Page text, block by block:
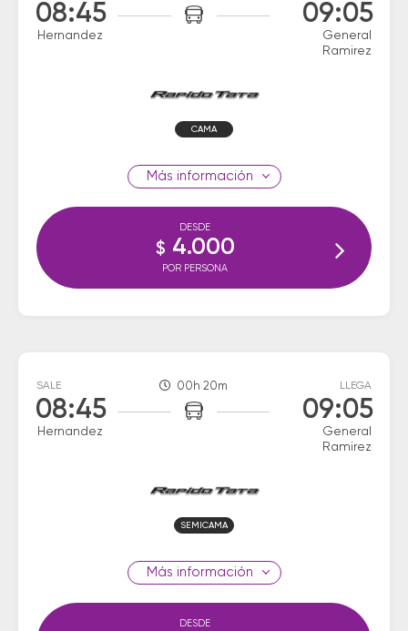
08:45
Hernandez
09:05
General
Ramirez
CAMA
información
DESDE
$ 4.000
POR PERSONA
SALE
08:45
Hernandez
00h 20m LLEGA
09:05
General
Ramirez
SEMICAMA
información
DESDE